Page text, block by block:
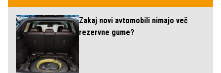
Zakaj novi avtomobili nimajo več
rezervne gume?